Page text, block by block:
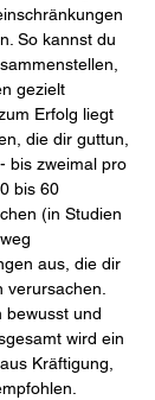
So kannst du
gezielt
Erfolg liegt
die dir guttun,
bis zweimal pro
bis 60
(in Studien
aus, die dir
verursachen.
bewusst und
wird ein
Kräftigung,